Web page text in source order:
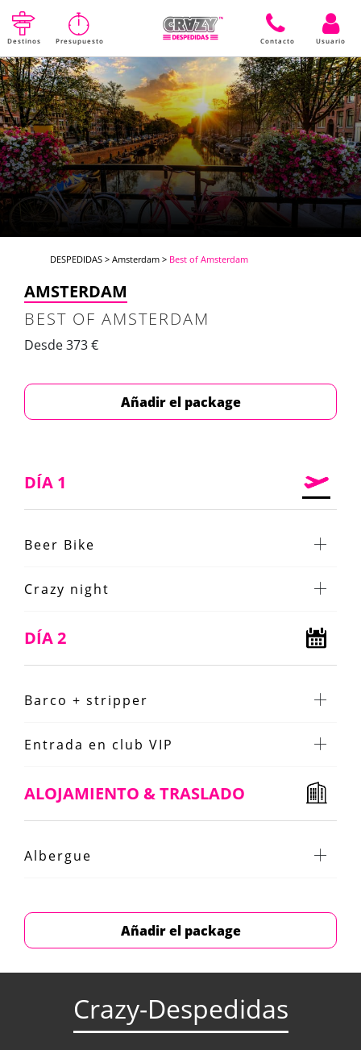
Destinos Presupuesto Contacto Usuario
DESPEDIDAS > Amsterdam > Best of Amsterdam
AMSTERDAM
BEST OF AMSTERDAM
Desde 373 €
Añadir el package
DÍA 1
Beer Bike
Crazy night
DÍA 2
Barco + stripper
Entrada en club VIP
ALOJAMIENTO & TRASLADO
Albergue
Añadir el package
Crazy-Despedidas